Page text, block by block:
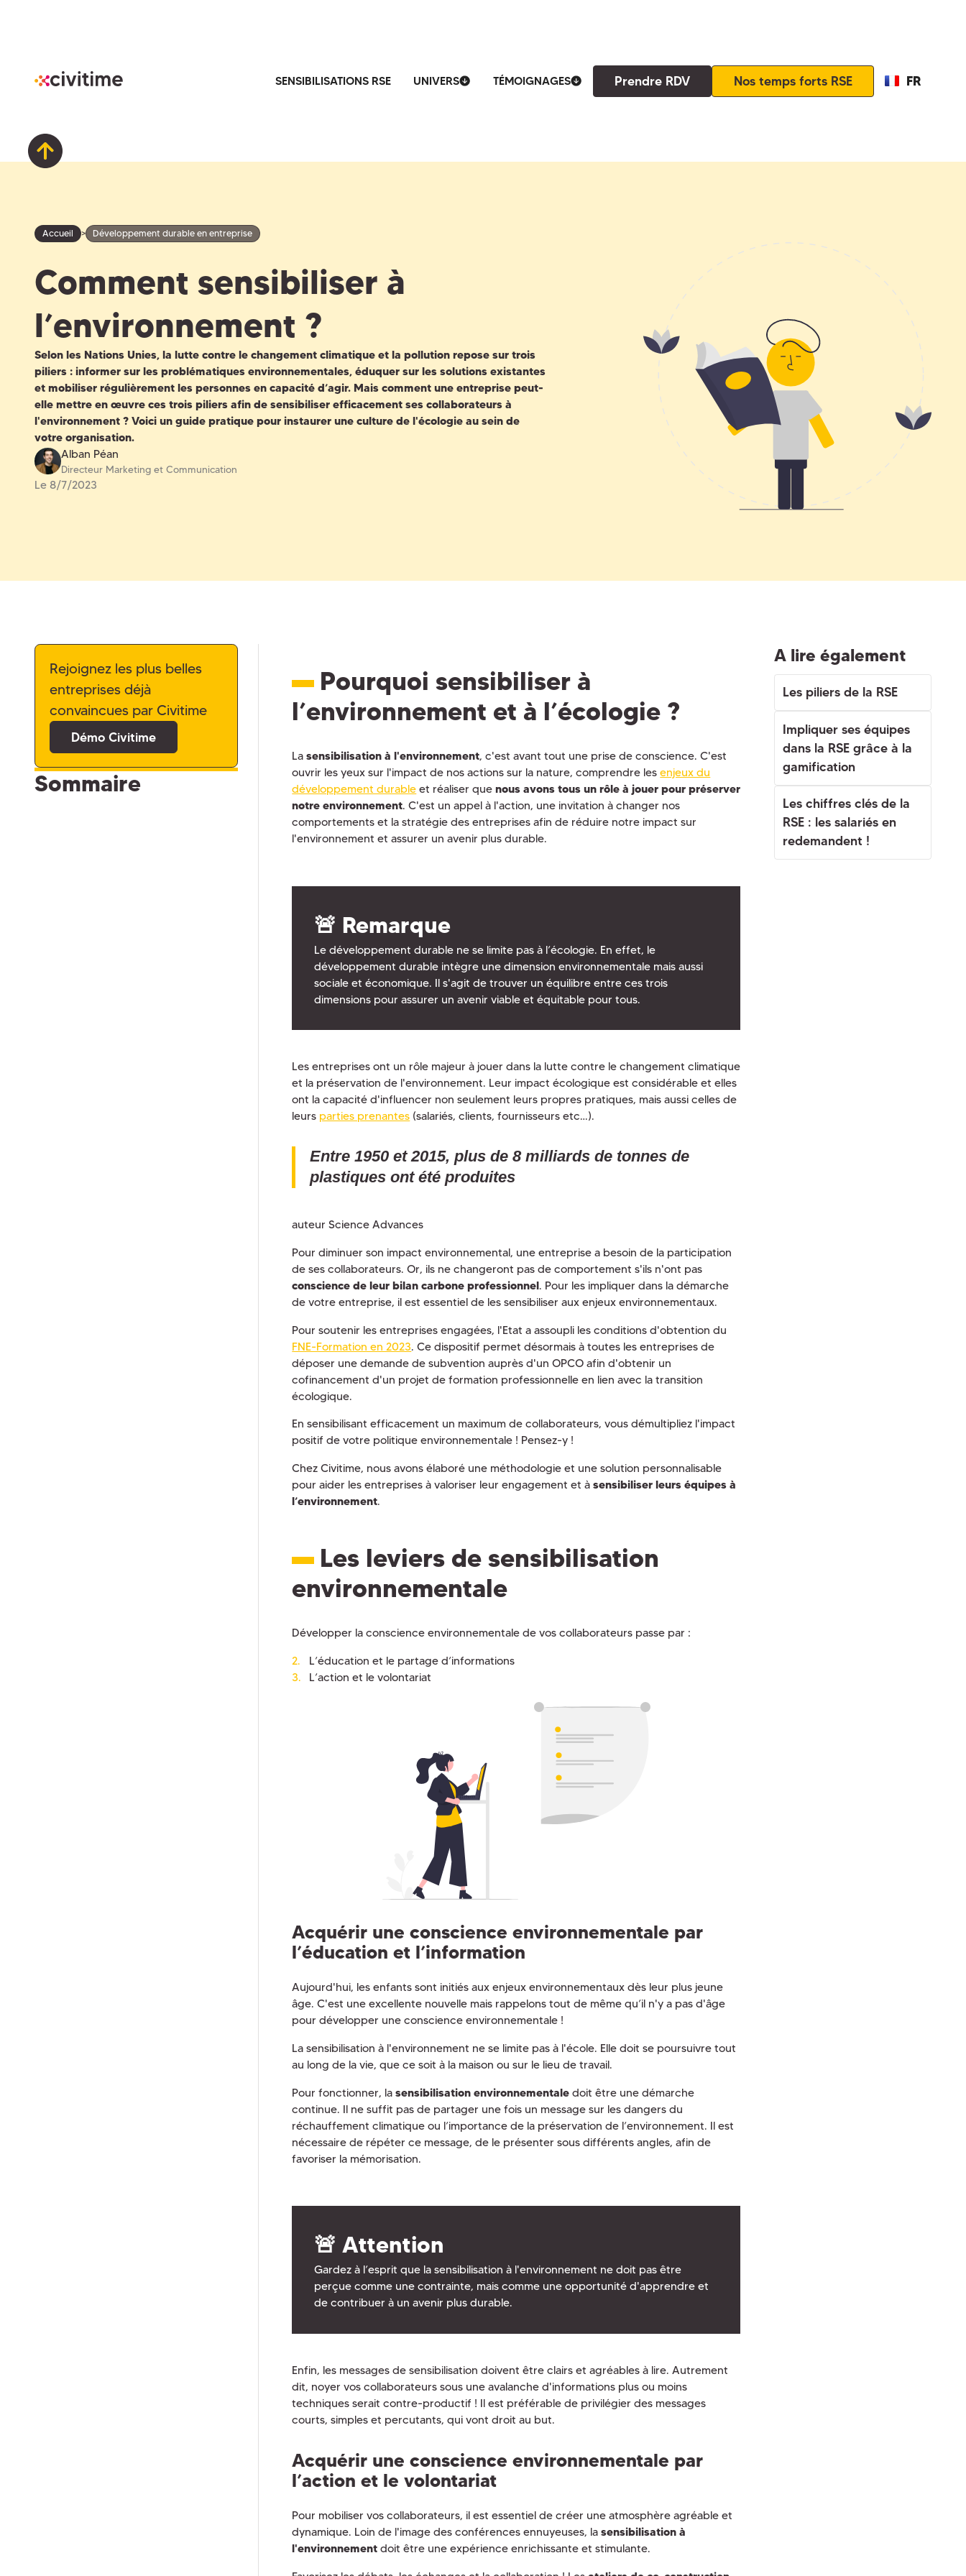
SENSIBILISATIONS RSE UNIVERS TÉMOIGNAGES Prendre RDV Nos temps forts RSE FR
Accueil > Développement durable en entreprise
Comment sensibiliser à
l’environnement ?
Selon les Nations Unies, la lutte contre le changement climatique et la pollution repose sur trois
piliers : informer sur les problématiques environnementales, éduquer sur les solutions existantes
et mobiliser régulièrement les personnes en capacité d’agir. Mais comment une entreprise peut-
elle mettre en œuvre ces trois piliers afin de sensibiliser efficacement ses collaborateurs à
l'environnement ? Voici un guide pratique pour instaurer une culture de l'écologie au sein de
votre organisation.
Alban Péan
Directeur Marketing et Communication
Le 8/7/2023
Rejoignez les plus belles
entreprises déjà
convaincues par Civitime
Démo Civitime
Sommaire
Pourquoi sensibiliser à
l’environnement et à l’écologie ?
Lasensibilisation à l'environnement, c'est avant tout une prise de conscience. C'est
ouvrir les yeux sur l'impact de nos actions sur la nature, comprendre lesenjeux du
développement durable et réaliser quenous avons tous un rôle à jouer pour préserver
notre environnement. C'est un appel à l'action, une invitation à changer nos
comportements et la stratégie des entreprises afin de réduire notre impact sur
l'environnement et assurer un avenir plus durable.
🚨 Remarque
Le développement durable ne se limite pas à l’écologie. En effet, le
développement durable intègre une dimension environnementale mais aussi
sociale et économique. Il s'agit de trouver un équilibre entre ces trois
dimensions pour assurer un avenir viable et équitable pour tous.
Les entreprises ont un rôle majeur à jouer dans la lutte contre le changement climatique
et la préservation de l'environnement. Leur impact écologique est considérable et elles
ont la capacité d'influencer non seulement leurs propres pratiques, mais aussi celles de
leurs parties prenantes (salariés, clients, fournisseurs etc…).
Entre 1950 et 2015, plus de 8 milliards de tonnes de
plastiques ont été produites
auteur Science Advances
Pour diminuer son impact environnemental, une entreprise a besoin de la participation
de ses collaborateurs. Or, ils ne changeront pas de comportement s'ils n'ont pas
conscience de leur bilan carbone professionnel. Pour les impliquer dans la démarche
de votre entreprise, il est essentiel de les sensibiliser aux enjeux environnementaux.
Pour soutenir les entreprises engagées, l'Etat a assoupli les conditions d'obtention du
FNE-Formation en 2023. Ce dispositif permet désormais à toutes les entreprises de
déposer une demande de subvention auprès d'un OPCO afin d'obtenir un
cofinancement d'un projet de formation professionnelle en lien avec la transition
écologique.
En sensibilisant efficacement un maximum de collaborateurs, vous démultipliez l'impact
positif de votre politique environnementale ! Pensez-y !
Chez Civitime, nous avons élaboré une méthodologie et une solution personnalisable
pour aider les entreprises à valoriser leur engagement et àsensibiliser leurs équipes à
l’environnement.
Les leviers de sensibilisation
environnementale
Développer la conscience environnementale de vos collaborateurs passe par :
L’éducation et le partage d’informations
L’action et le volontariat
Acquérir une conscience environnementale par
l’éducation et l’information
Aujourd'hui, les enfants sont initiés aux enjeux environnementaux dès leur plus jeune
âge. C'est une excellente nouvelle mais rappelons tout de même qu’il n'y a pas d'âge
pour développer une conscience environnementale !
La sensibilisation à l'environnement ne se limite pas à l'école. Elle doit se poursuivre tout
au long de la vie, que ce soit à la maison ou sur le lieu de travail.
Pour fonctionner, lasensibilisation environnementale doit être une démarche
continue. Il ne suffit pas de partager une fois un message sur les dangers du
réchauffement climatique ou l’importance de la préservation de l’environnement. Il est
nécessaire de répéter ce message, de le présenter sous différents angles, afin de
favoriser la mémorisation.
🚨 Attention
Gardez à l’esprit que la sensibilisation à l'environnement ne doit pas être
perçue comme une contrainte, mais comme une opportunité d'apprendre et
de contribuer à un avenir plus durable.
Enfin, les messages de sensibilisation doivent être clairs et agréables à lire. Autrement
dit, noyer vos collaborateurs sous une avalanche d'informations plus ou moins
techniques serait contre-productif ! Il est préférable de privilégier des messages
courts, simples et percutants, qui vont droit au but.
Acquérir une conscience environnementale par
l’action et le volontariat
Pour mobiliser vos collaborateurs, il est essentiel de créer une atmosphère agréable et
dynamique. Loin de l'image des conférences ennuyeuses, lasensibilisation à
l'environnement doit être une expérience enrichissante et stimulante.
A lire également
Les piliers de la RSE
Impliquer ses équipes
dans la RSE grâce à la
gamification
Les chiffres clés de la
RSE : les salariés en
redemandent !